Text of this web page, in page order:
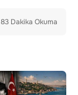
83 Dakika Okuma